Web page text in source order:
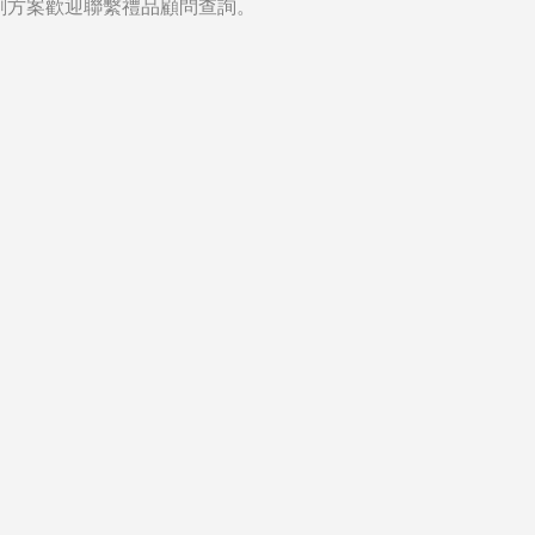
案歡迎聯繫禮品顧問查詢。